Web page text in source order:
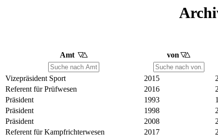
Sortiere aufsteigend nach
Amt Sortiere
von
Vizepräsident Sport 2015
Referent für Prüfwesen
2016
Präsident
1993
Präsident
1998
Präsident
2008
Referent für Kampfrichterwesen
2017